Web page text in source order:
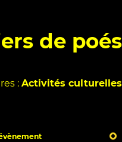
de
: Activités